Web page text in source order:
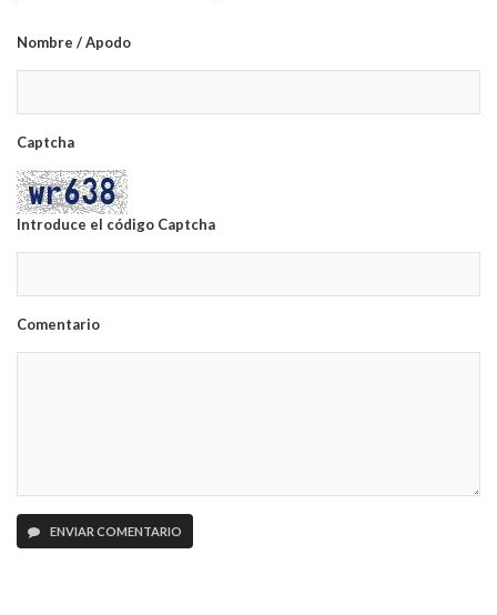
Nombre / Apodo
Captcha
Introduce el código Captcha
Comentario
ENVIAR COMENTARIO